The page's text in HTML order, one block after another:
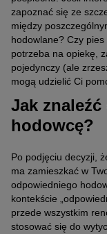
zapoznać się ze
między
hodowlane? Czy
potrzeba na opiekę,
pojedynczy (ale
mogą udzielić Ci
Jak
hodowcę?
Po podjęciu decyzji,
ma zamieszkać w
odpowiedniego
kontekście
przede wszystkim
stosować się do